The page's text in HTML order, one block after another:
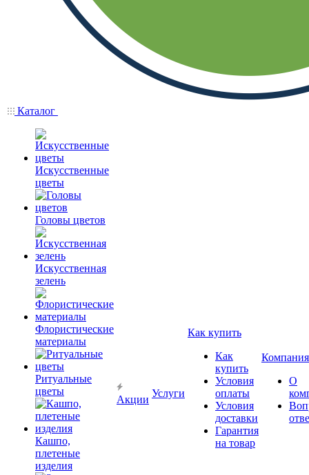
Каталог
Искусственные
цветы
Головы цветов
Искусственная
зелень
Флористические
материалы
Ритуальные
цветы
Кашпо,
плетеные
изделия
Акции
Услуги
Как купить
Как
купить
Условия
оплаты
Условия
доставки
Гарантия
на товар
Компания
О